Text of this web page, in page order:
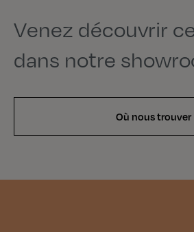
Venez découvrir
dans notre
Où nous trouver